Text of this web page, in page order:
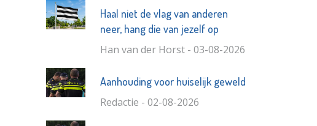
Haal niet de vlag van anderen
neer, hang die van jezelf op
Han van der Horst - 03-08-2026
Aanhouding voor huiselijk geweld
Redactie - 02-08-2026